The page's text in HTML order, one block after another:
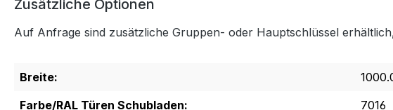
Zusätzliche Optionen
Auf Anfrage sind zusätzliche Gruppen- oder Hauptschlüssel
Breite:
Farbe/RAL Türen Schubladen:
7016